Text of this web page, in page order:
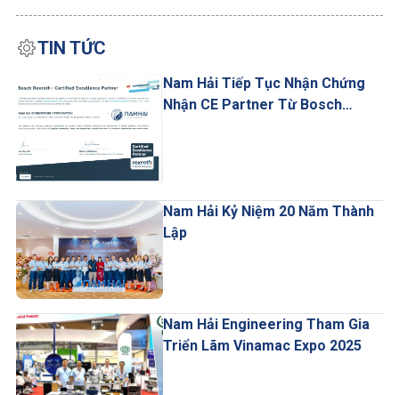
TIN TỨC
Nam Hải Tiếp Tục Nhận Chứng
Nhận CE Partner Từ Bosch
Nam Hải Kỷ Niệm 20 Năm Thành
Lập
Nam Hải Engineering Tham Gia
Triển Lãm Vinamac Expo 2025